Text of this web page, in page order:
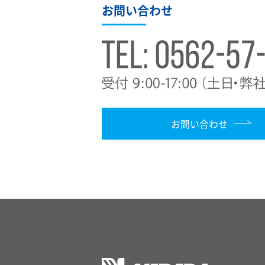
お問い合わせ
お問い合わせ